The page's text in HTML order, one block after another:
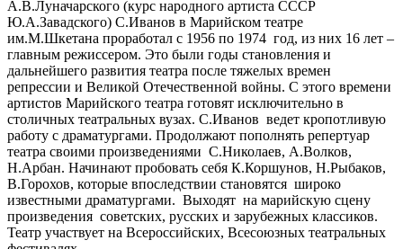
А.В.Луначарского (курс народного артиста СССР
Ю.А.Завадского) С.Иванов в Марийском театре
им.М.Шкетана проработал с 1956 по 1974 год, из них 16 лет –
главным режиссером. Это были годы становления и
дальнейшего развития театра после тяжелых времен
репрессии и Великой Отечественной войны. С этого времени
артистов Марийского театра готовят исключительно в
столичных театральных вузах. С.Иванов ведет кропотливую
работу с драматургами. Продолжают пополнять репертуар
театра своими произведениями С.Николаев, А.Волков,
Н.Арбан. Начинают пробовать себя К.Коршунов, Н.Рыбаков,
В.Горохов, которые впоследствии становятся широко
известными драматургами. Выходят на марийскую сцену
произведения советских, русских и зарубежных классиков.
Театр участвует на Всероссийских, Всесоюзных театральных